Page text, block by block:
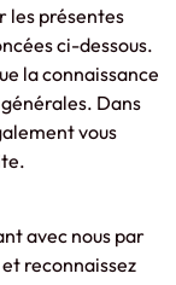
les présentes
ci-dessous.
la connaissance
Dans
vous
avec nous par
reconnaissez